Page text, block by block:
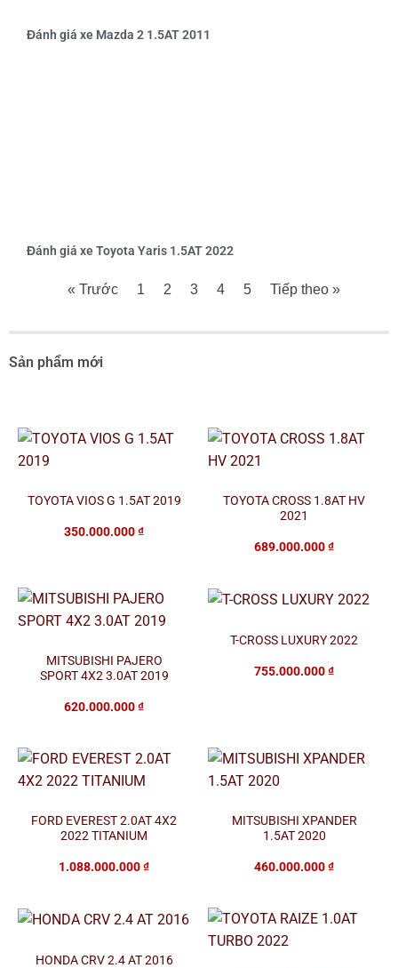
Đánh giá xe Mazda 2 1.5AT 2011
Đánh giá xe Toyota Yaris 1.5AT 2022
« Trước 1 2 3 4 5 Tiếp theo »
Sản phẩm mới
TOYOTA VIOS G 1.5AT 2019
350.000.000₫
TOYOTA CROSS 1.8AT HV
2021
689.000.000₫
MITSUBISHI PAJERO
SPORT 4X2 3.0AT 2019
620.000.000₫
T-CROSS LUXURY 2022
755.000.000₫
FORD EVEREST 2.0AT 4X2
2022 TITANIUM
1.088.000.000₫
MITSUBISHI XPANDER
1.5AT 2020
460.000.000₫
HONDA CRV 2.4 AT 2016